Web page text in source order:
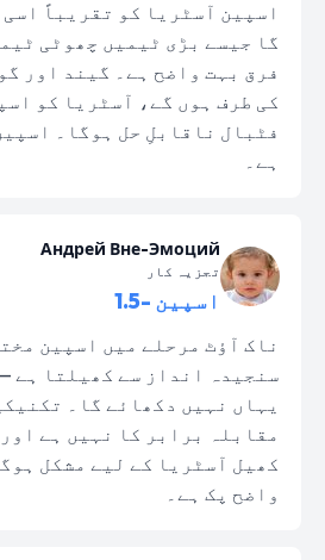
اسپین آسٹریا کو تقریباً
گا جیسے بڑی ٹیمیں چھوٹی
فرق بہت واضح ہے۔ گیند اور
کی طرف ہوں گے، آسٹریا کو
ہے۔
Андрей Вне-Эмоций
تجزیہ کار
اسپین -1.5
ناک آؤٹ مرحلے میں اسپین
سنجیدہ انداز سے کھیلتا ہے
یہاں نہیں دکھائے گا۔
مقابلہ برابر کا نہیں ہے
واضح پک ہے۔